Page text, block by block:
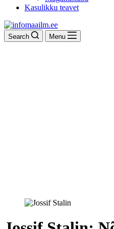
Kasulikku teavet
Search Menu